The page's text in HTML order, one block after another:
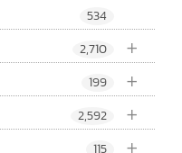
534
+
2,710
+
199
+
2,592
115